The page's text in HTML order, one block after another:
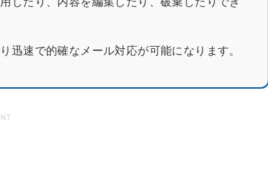
迅速で的確なメール対応が可能になります。